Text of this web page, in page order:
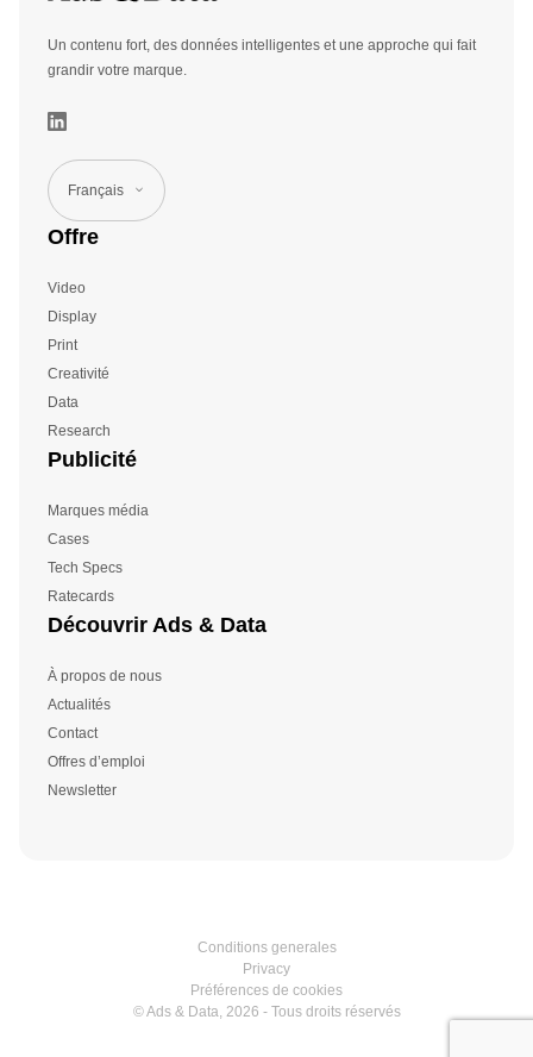
Un contenu fort, des données intelligentes et une approche qui fait
grandir votre marque.
Français
Offre
Video
Display
Print
Creativité
Data
Research
Publicité
Marques média
Cases
Tech Specs
Ratecards
Découvrir Ads & Data
À propos de nous
Actualités
Contact
Offres d’emploi
Newsletter
Conditions generales
Privacy
Préférences de cookies
© Ads & Data, 2026 - Tous droits réservés